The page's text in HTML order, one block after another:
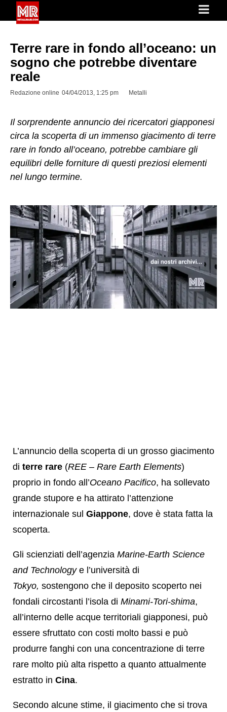
Terre rare in fondo all’oceano: un
sogno che potrebbe diventare
reale
Redazione online 04/04/2013, 1:25 pm Metalli
Il sorprendente annuncio dei ricercatori giapponesi
circa la scoperta di un immenso giacimento di terre
rare in fondo all’oceano, potrebbe cambiare gli
equilibri delle forniture di questi preziosi elementi
nel lungo termine.
L’annuncio della scoperta di un grosso giacimento
di terre rare (REE – Rare Earth Elements)
proprio in fondo all’Oceano Pacifico, ha sollevato
grande stupore e ha attirato l’attenzione
internazionale sul Giappone, dove è stata fatta la
scoperta.
Gli scienziati dell’agenzia Marine-Earth Science
and Technologye l’università di
Tokyo, sostengono che il deposito scoperto nei
fondali circostanti l’isola di Minami-Tori-shima,
all’interno delle acque territoriali giapponesi, può
essere sfruttato con costi molto bassi e può
produrre fanghi con una concentrazione di terre
rare molto più alta rispetto a quanto attualmente
estratto in Cina.
Secondo alcune stime, il giacimento che si trova